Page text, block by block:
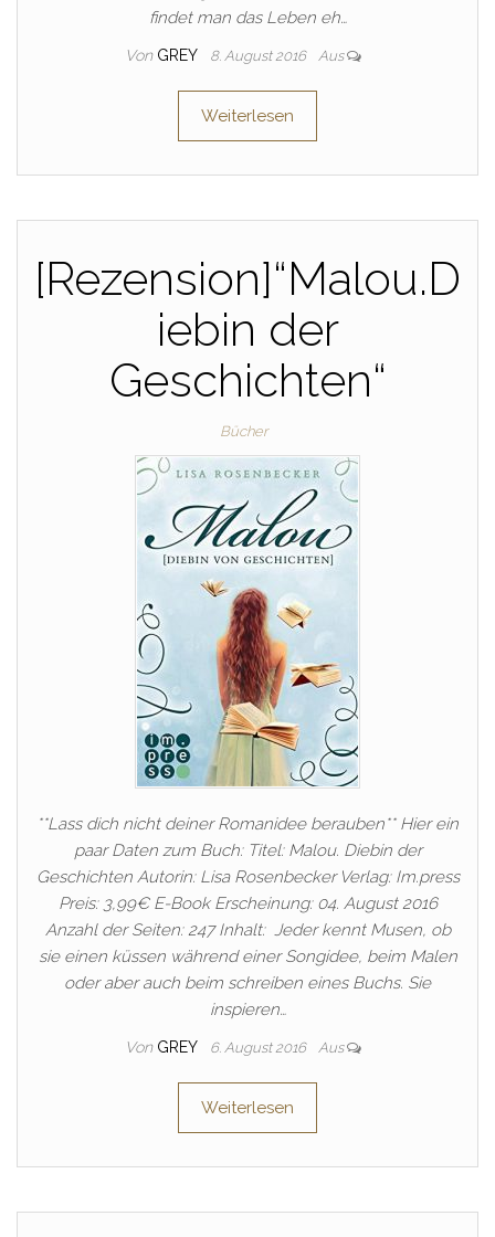
findet man das Leben eh…
Von GREY 8. August 2016 Aus
Weiterlesen
[Rezension]“Malou.D
iebin der
Geschichten“
Bücher
**Lass dich nicht deiner Romanidee berauben** Hier ein
paar Daten zum Buch: Titel: Malou. Diebin der
Geschichten Autorin: Lisa Rosenbecker Verlag: Im.press
Preis: 3,99€ E-Book Erscheinung: 04. August 2016
Anzahl der Seiten: 247 Inhalt: Jeder kennt Musen, ob
sie einen küssen während einer Songidee, beim Malen
oder aber auch beim schreiben eines Buchs. Sie
inspieren…
Von GREY 6. August 2016 Aus
Weiterlesen